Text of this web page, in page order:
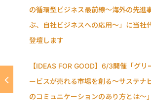
の循環型ビジネス最前線〜海外の先進
ぶ、自社ビジネスへの応用〜」に当社
登壇します
【IDEAS FOR GOOD】6/3開催「グリ
ービスが売れる市場を創る〜サステナ
のコミュニケーションのあり方とは〜